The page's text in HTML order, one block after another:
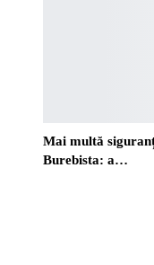
Mai multă
Burebista: a…